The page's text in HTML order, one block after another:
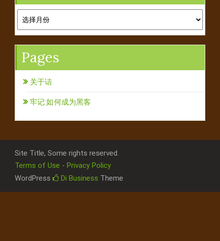
Pages
关于诘
牢记:如何成为黑客
Site Title, Some rights reserved.
Terms of Use - Privacy Policy
WordPress
Di Business Theme